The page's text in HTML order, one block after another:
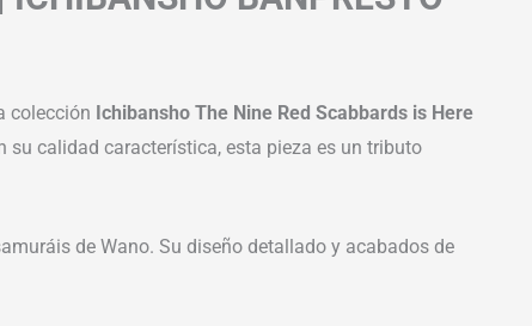
colección Ichibansho The Nine Red Scabbards is Here
su calidad característica, esta pieza es un tributo
de Wano. Su diseño detallado y acabados de